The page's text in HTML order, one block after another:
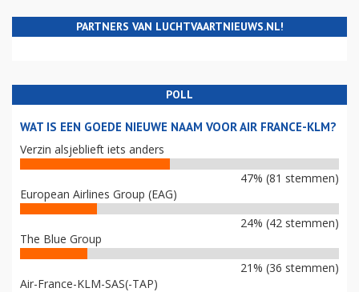
PARTNERS VAN LUCHTVAARTNIEUWS.NL!
POLL
WAT IS EEN GOEDE NIEUWE NAAM VOOR AIR FRANCE-KLM?
Verzin alsjeblieft iets anders
47% (81 stemmen)
European Airlines Group (EAG)
24% (42 stemmen)
The Blue Group
21% (36 stemmen)
Air-France-KLM-SAS(-TAP)